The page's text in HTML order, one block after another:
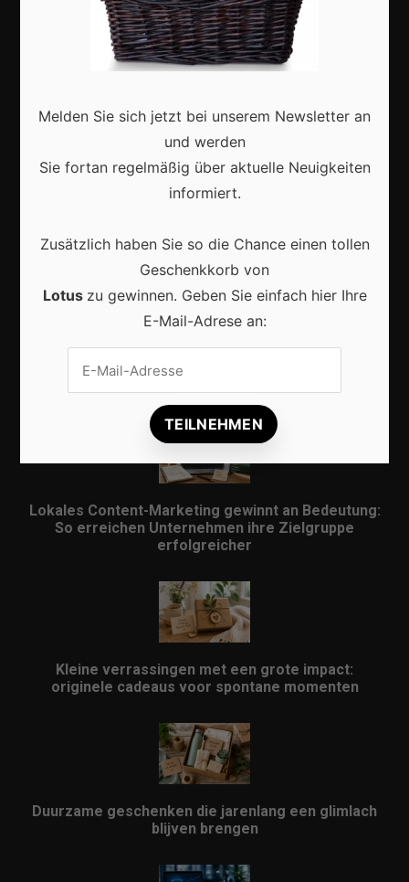
Erfolgsgeschichten
Interviews
Produkte
Aktuell
Lokale Suchmaschinenoptimierung bleibt der
Lokales Content-Marketing gewinnt an Bedeutung:
So erreichen Unternehmen ihre Zielgruppe
erfolgreicher
Kleine verrassingen met een grote impact:
originele cadeaus voor spontane momenten
Duurzame geschenken die jarenlang een glimlach
blijven brengen
Melden Sie sich jetzt bei unserem Newsletter an
und werden
Sie fortan regelmäßig über aktuelle Neuigkeiten
informiert.
Zusätzlich haben Sie so die Chance einen tollen
Geschenkkorb von
Lotus zu gewinnen. Geben Sie einfach hier Ihre
E-Mail-Adrese an: